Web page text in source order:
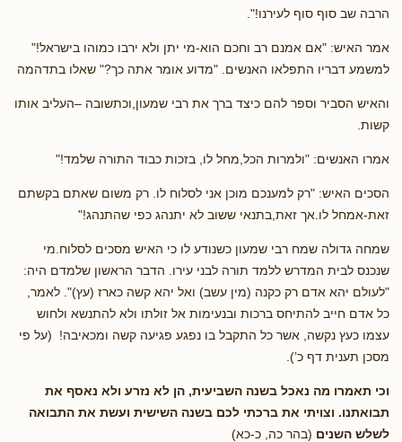
הרבה שב סוף סוף לעירנו!".
אמר האיש: "אם אמנם רב וחכם הוא-מי יתן ולא ירבו כמוהו בישראל!"
למשמע דבריו התפלאו האנשים. "מדוע אומר אתה כך?" שאלו בתדהמה
והאיש הסביר וספר להם כיצד ברך את רבי שמעון,וכתשובה –העליב אותו
קשות.
אמרו האנשים: "ולמרות הכל,מחל לו, בזכות כבוד התורה שלמד!"
הסכים האיש: "רק למענכם מוכן אני לסלוח לו. רק משום שאתם בקשתם
זאת-אמחל לו.אך זאת,בתנאי ששוב לא יתנהג כפי שהתנהג!"
שמחה גדולה שמח רבי שמעון כשנודע לו כי האיש מסכים לסלוח.מי
שנכנס לבית המדרש ללמד תורה לבני עירו. הדבר הראשון שלמדם היה:
"לעולם יהא אדם רק כקנה (מין עשב) ואל יהא קשה כארז (עץ)". לאמר,
כל אדם חייב להתיחס ברכות ובנעימות אל זולתו ולא להתנשא ולחוש
עצמו כעץ נקשה, אשר כל התקבל בו נפגע פגיעה קשה ומכאיבה! (על פי
מסכן תענית דף כ’).
וכי תאמרו מה נאכל בשנה השביעית, הן לא נזרע ולא נאסף את
תבואתנו. וצויתי את ברכתי לכם בשנה השישית ועשת את התבואה
לשלש השנים (בהר כה, כ-כא)